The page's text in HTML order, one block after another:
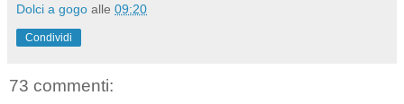
Dolci a gogo alle 09:20
Condividi
73 commenti: